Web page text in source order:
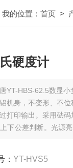
我的位置： 首页 >
硬度计
YT-HBS-62.5数显小
机身，不变形、不
打印输出。采用砝
下公差判断。光源
： YT-HVS5